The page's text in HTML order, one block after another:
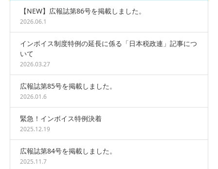
【NEW】広報誌第86号を掲載しました。
2026.06.1
インボイス制度特例の延長に係る「日本税政連」記事につ
いて
2026.03.27
広報誌第85号を掲載しました。
2026.01.6
緊急！インボイス特例決着
2025.12.19
広報誌第84号を掲載しました。
2025.11.7
リンク